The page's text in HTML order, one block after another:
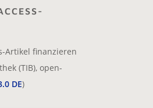
Artikel finanzieren
(TIB), open-
DE)